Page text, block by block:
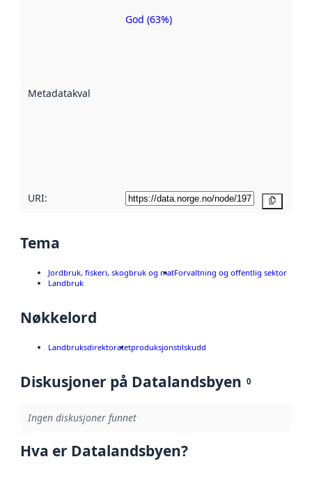
Metadatakvalitet
Metadatakvalitet
God (63%)
URI:
Tema
Jordbruk, fiskeri, skogbruk og matForvaltning og offentlig sektor
Landbruk
Nøkkelord
Landbruksdirektoratetproduksjonstilskudd
Diskusjoner på Datalandsbyen 0
Ingen diskusjoner funnet
Hva er Datalandsbyen?